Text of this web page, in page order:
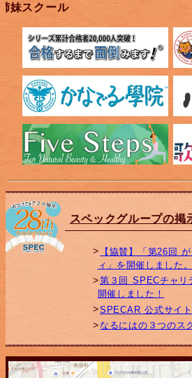
妹スクール
スペックグループの掲
【協賛】「第26回
ィ」を開催しました。
第３回 SPECチャリ
開催しました！
SPECAR 公式サイト
なるにはの３つのス